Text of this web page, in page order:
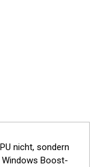
nicht, sondern
Boost-